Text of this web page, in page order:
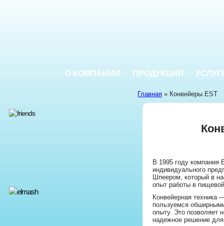
О КОМПАНИИ ПРОДУКЦИЯ
Главная » Конвейеры EST
В 1995 году компания
индивидуального
Шпеером, который в
опыт работы в
Конвейерная
пользуемся
опыту. Это позволяет
надежное решение